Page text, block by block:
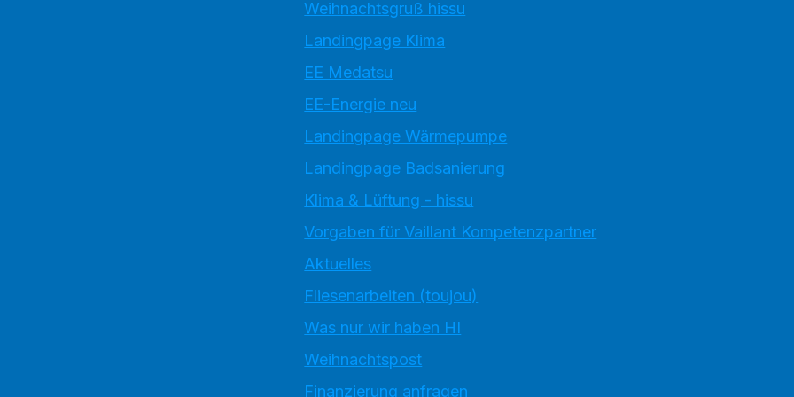
Weihnachtsgruß hissu
Landingpage Klima
EE Medatsu
EE-Energie neu
Landingpage Wärmepumpe
Landingpage Badsanierung
Klima & Lüftung - hissu
Vorgaben für Vaillant Kompetenzpartner
Aktuelles
Fliesenarbeiten (toujou)
Was nur wir haben HI
Weihnachtspost
Finanzierung anfragen